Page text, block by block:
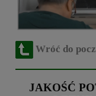
Wróć do
JAKOŚĆ